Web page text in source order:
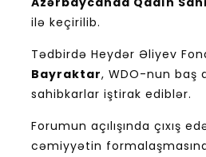
ilə keçirilib.
Tədbirdə Heydər Əliyev
Bayraktar, WDO-nun baş
sahibkarlar iştirak ediblər.
Forumun açılışında çıxış
cəmiyyətin